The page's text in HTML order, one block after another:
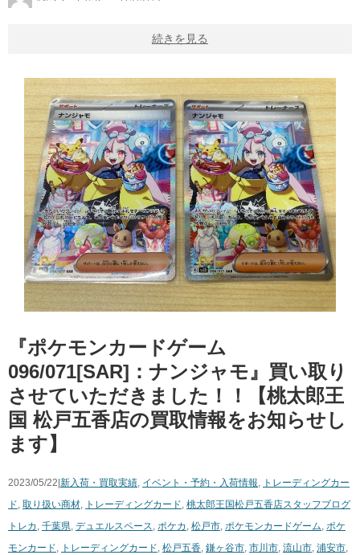
続きを見る
『ポケモンカードゲーム
096/071[SAR]：ナンジャモ』買い取り
させていただきました！！【桃太郎王
国 松戸五香店の買取情報をお知らせし
ます】
2023/05/22| 新入荷・買取実績, イベント・予約・入荷情報, トレーディングカー
ド, 取り扱い商材, トレーディングカード, 桃太郎王国松戸五香店スタッフブログ
トレカ , 千葉県, デュエルスペース, ポケカ , 松戸市, ポケモンカードゲーム, ポケ
モンカード, トレーディングカード, 松戸五香, 鎌ヶ谷市, 市川市, 流山市, 浦安市,